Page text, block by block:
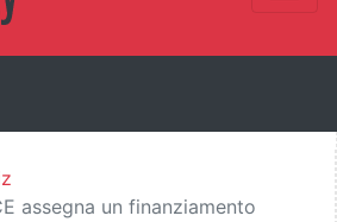
assegna un finanziamento